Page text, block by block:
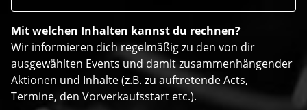
Mit welchen Inhalten kannst du rechnen?
Wir informieren dich regelmäßig zu den von dir
ausgewählten Events und damit zusammenhängender
Aktionen und Inhalte (z.B. zu auftretende Acts,
Termine, den Vorverkaufsstart etc.).